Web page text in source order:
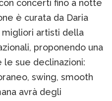
concerti fino a notte
è curata da Daria
artisti della
proponendo una
sue declinazioni:
swing, smooth
avrà degli